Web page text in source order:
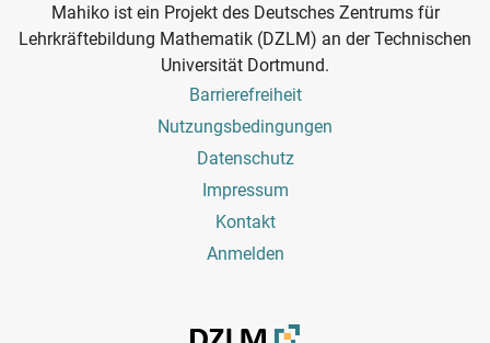
Mahiko ist ein Projekt des Deutsches Zentrums für
Lehrkräftebildung Mathematik (DZLM) an der Technischen
Universität Dortmund.
Barrierefreiheit
Nutzungsbedingungen
Datenschutz
Impressum
Kontakt
Anmelden